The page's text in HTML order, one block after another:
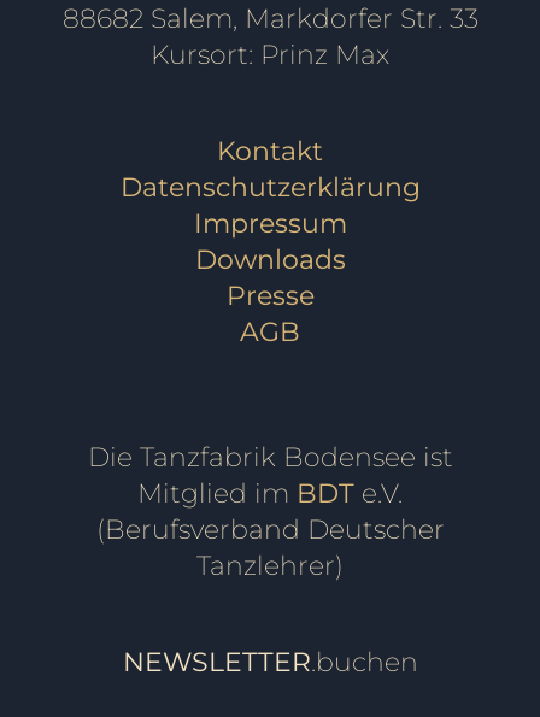
88682 Salem, Markdorfer Str. 33
Kursort: Prinz Max
Kontakt
Datenschutzerklärung
Impressum
Downloads
Presse
AGB
Die Tanzfabrik Bodensee ist
Mitglied im BDT e.V.
(Berufsverband Deutscher
Tanzlehrer)
NEWSLETTER.buchen